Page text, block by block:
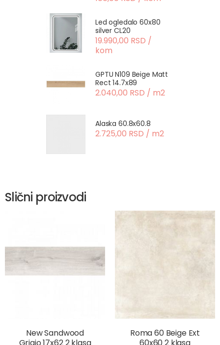
Led ogledalo 60x80
silver CL20
19.990,00 RSD /
kom
GPTU N109 Beige Matt
Rect 14.7x89
2.040,00 RSD / m2
Alaska 60.8x60.8
2.725,00 RSD / m2
Slični proizvodi
New Sandwood
Grigio 17x62 2 klasa
Roma 60 Beige Ext
60x60 2 klasa